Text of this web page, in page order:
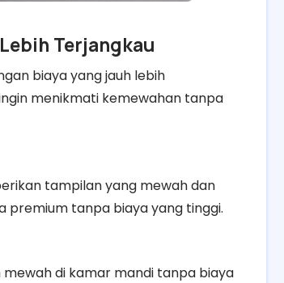
Terjangkau
biaya yang jauh lebih
menikmati kemewahan tanpa
tampilan yang mewah dan
premium tanpa biaya yang tinggi.
di kamar mandi tanpa biaya